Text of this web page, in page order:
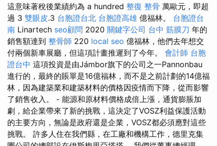
這意味著稅後業績約為 a hundred 整復 整骨 萬歐元，即超
過 3 雙眼皮.3 台胞證台北 台胞證高雄 億福林。 台胞證台
南 Linartech seo顧問 2020 關鍵字公司 台中 筋膜刀 年的
銷售額達到 整骨師 220 local seo 億福林，他們去年想交
付兩個新車展廳，但這項計畫推遲到了今年。 會計師 台胞
證台中 這項投資是由Jámbor旗下的公司之一Pannonbau
進行的，最終的賬單是16億福林，而不是之前計劃的14億福
林，因為建築業和建築材料的價格因疫情而下降，從而影響
了銷售收入。 - 能源和原材料價格成倍上漲，通貨膨脹加
劇，給企業帶來了新的挑戰，這決定了VOSZ利益保護活動
的主要方向，無論是政府還是企業，VOSZ都必須應對這些
挑戰。 許多人住在我們縣，在工廠和機構工作，德里克集